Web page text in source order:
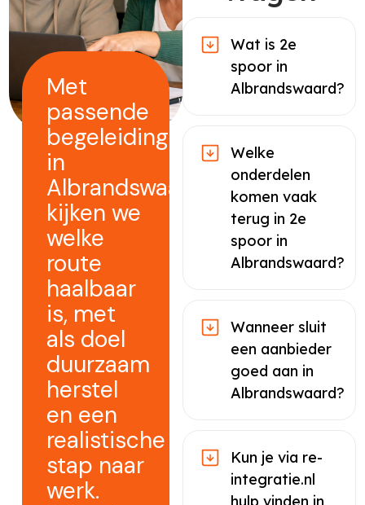
Met
passende
begeleiding
in
Albrandswaard
kijken we
welke
route
haalbaar
is, met
als doel
duurzaam
herstel
en een
realistische
stap naar
werk.
Wat is 2e
spoor in
Albrandswaard?
Welke
onderdelen
komen vaak
terug in 2e
spoor in
Albrandswaard?
Wanneer sluit
een aanbieder
goed aan in
Albrandswaard?
Kun je via re-
integratie.nl